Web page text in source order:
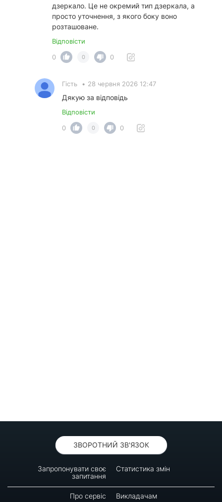
дзеркало. Це не окремий тип дзеркала, а
просто уточнення, з якого боку воно
розташоване.
Відповісти
0
0 0
Гість • 28 червня 2026 12:47
Дякую за відповідь
Відповісти
0
0 0
ЗВОРОТНИЙ ЗВ'ЯЗОК
Запропонувати своє
запитання
Статистика змін
Про сервіс Викладачам